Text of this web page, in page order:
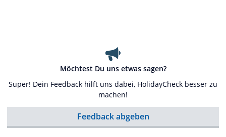
Möchtest Du uns etwas sagen?
Super! Dein Feedback hilft uns dabei, HolidayCheck besser zu
machen!
Feedback abgeben